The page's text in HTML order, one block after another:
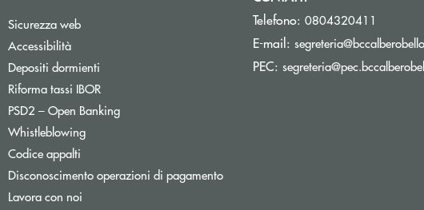
finestra
Sicurezza web
Accessibilità
Depositi dormienti
Riforma tassi IBOR
PSD2 – Open BankingApre una nuova finestra
Whistleblowing
Codice appalti
Disconoscimento operazioni di pagamento
Lavora con noi
Telefono: 0804320411
E-mail:
PEC: